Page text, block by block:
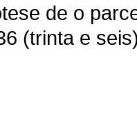
de o
(trinta e